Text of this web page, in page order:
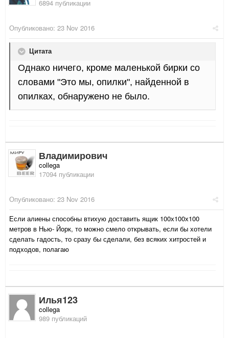
6894 публикации
Опубликовано: 23 Nov 2016
Цитата
Однако ничего, кроме маленькой бирки со
словами "Это мы, опилки", найденной в
опилках, обнаружено не было.
Владимирович
collega
17094 публикации
Опубликовано: 23 Nov 2016
Если алиены способны втихую доставить ящик 100х100х100
метров в Нью- Йoрк, то можно смело открывать, если бы хотели
сделать гадость, то сразу бы сделали, без всяких хитростей и
подходов, полагаю
Илья123
collega
989 публикаций